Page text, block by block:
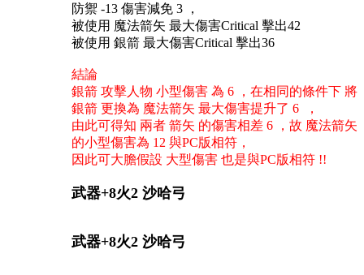
防禦 -13 傷害減免 3 ，
被使用 魔法箭矢 最大傷害Critical 擊出42
被使用 銀箭 最大傷害Critical 擊出36
結論
銀箭 攻擊人物 小型傷害 為 6 ，在相同的條件下 將
銀箭 更換為 魔法箭矢 最大傷害提升了 6 ，
由此可得知 兩者 箭矢 的傷害相差 6 ，故 魔法箭矢
的小型傷害為 12 與PC版相符，
因此可大膽假設 大型傷害 也是與PC版相符 !!
武器+8火2 沙哈弓
武器+8火2 沙哈弓